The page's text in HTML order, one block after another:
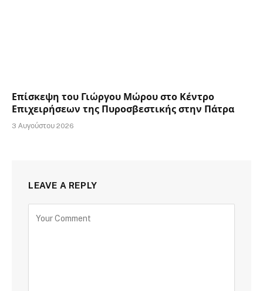
Επίσκεψη του Γιώργου Μώρου στο Κέντρο
Επιχειρήσεων της Πυροσβεστικής στην Πάτρα
3 Αυγούστου 2026
LEAVE A REPLY